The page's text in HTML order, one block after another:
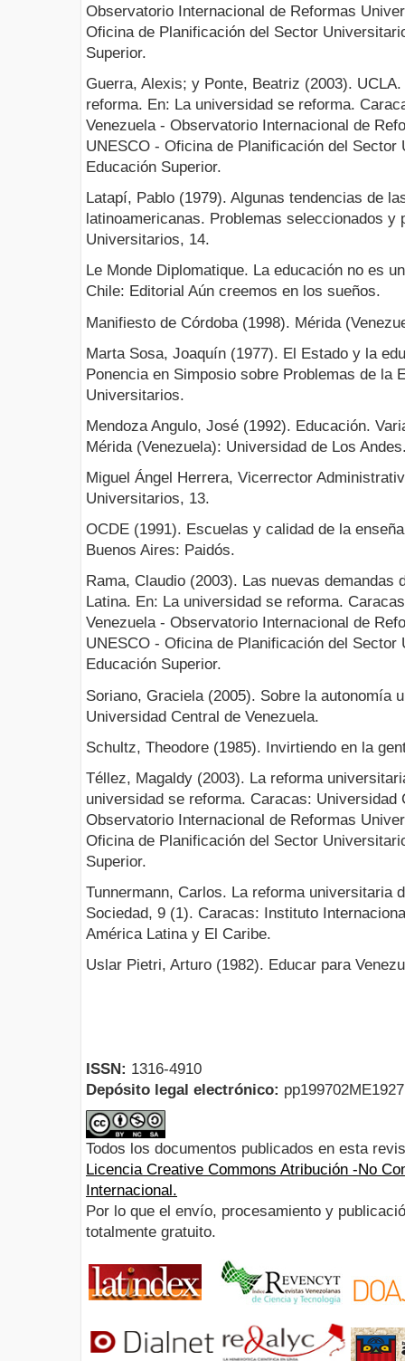
Observatorio Internacional de Reformas
Oficina de Planificación del Sector
Superior.
Guerra, Alexis; y Ponte, Beatriz (2003).
reforma. En: La universidad se reforma.
Venezuela - Observatorio Internacional de
UNESCO - Oficina de Planificación del
Educación Superior.
Latapí, Pablo (1979). Algunas tendencias de
latinoamericanas. Problemas seleccionados y
Universitarios, 14.
Le Monde Diplomatique. La educación no es
Chile: Editorial Aún creemos en los sueños.
Manifiesto de Córdoba (1998). Mérida
Marta Sosa, Joaquín (1977). El Estado y la
Ponencia en Simposio sobre Problemas de la
Universitarios.
Mendoza Angulo, José (1992). Educación.
Mérida (Venezuela): Universidad de Los
Miguel Ángel Herrera, Vicerrector
Universitarios, 13.
OCDE (1991). Escuelas y calidad de la
Buenos Aires: Paidós.
Rama, Claudio (2003). Las nuevas demandas
Latina. En: La universidad se reforma.
Venezuela - Observatorio Internacional de
UNESCO - Oficina de Planificación del
Educación Superior.
Soriano, Graciela (2005). Sobre la autonomía
Universidad Central de Venezuela.
Schultz, Theodore (1985). Invirtiendo en la
Téllez, Magaldy (2003). La reforma
universidad se reforma. Caracas: Universidad
Observatorio Internacional de Reformas
Oficina de Planificación del Sector
Superior.
Tunnermann, Carlos. La reforma universitaria
Sociedad, 9 (1). Caracas: Instituto
América Latina y El Caribe.
Uslar Pietri, Arturo (1982). Educar para
ISSN: 1316-4910
Depósito legal electrónico:
Todos los documentos publicados en esta
Licencia Creative Commons Atribución -No
Internacional.
Por lo que el envío, procesamiento y
totalmente gratuito.